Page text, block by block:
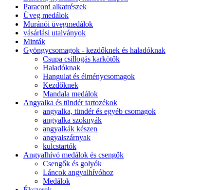
Paracord alkatrészek
Üveg medálok
Muránói üvegmedálok
vásárlási utalványok
Minták
Gyöngycsomagok - kezdőknek és haladóknak
Csupa csillogás karkötők
Haladóknak
Hangulat és élménycsomagok
Kezdőknek
Mandala medálok
Angyalka és tündér tartozékok
angyalka, tündér és egyéb csomagok
angyalka szoknyák
angyalkák készen
angyalszárnyak
kulcstartók
Angyalhívó medálok és csengők
Csengők és golyók
Láncok angyalhívóhoz
Medálok